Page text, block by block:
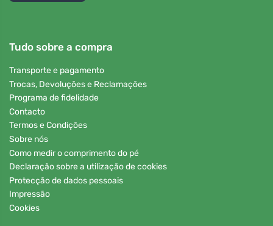
Tudo sobre a compra
Transporte e pagamento
Trocas, Devoluções e Reclamações
Programa de fidelidade
Contacto
Termos e Condições
Sobre nós
Como medir o comprimento do pé
Declaração sobre a utilização de cookies
Protecção de dados pessoais
Impressão
Cookies